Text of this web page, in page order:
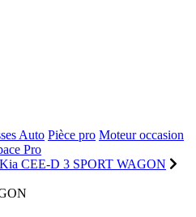
Auto Pièce pro Moteur occasion
Pro
Kia CEE-D 3 SPORT WAGON